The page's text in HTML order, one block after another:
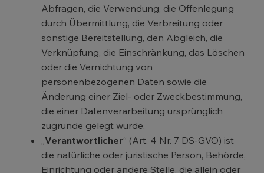
Abfragen, die Verwendung, die Offenlegung
durch Übermittlung, die Verbreitung oder
sonstige Bereitstellung, den Abgleich, die
Verknüpfung, die Einschränkung, das Löschen
oder die Vernichtung von
personenbezogenen Daten sowie die
Änderung einer Ziel- oder Zweckbestimmung,
die einer Datenverarbeitung ursprünglich
zugrunde gelegt wurde.
„Verantwortlicher“ (Art. 4 Nr. 7 DS-GVO) ist
die natürliche oder juristische Person, Behörde,
Einrichtung oder andere Stelle, die allein oder